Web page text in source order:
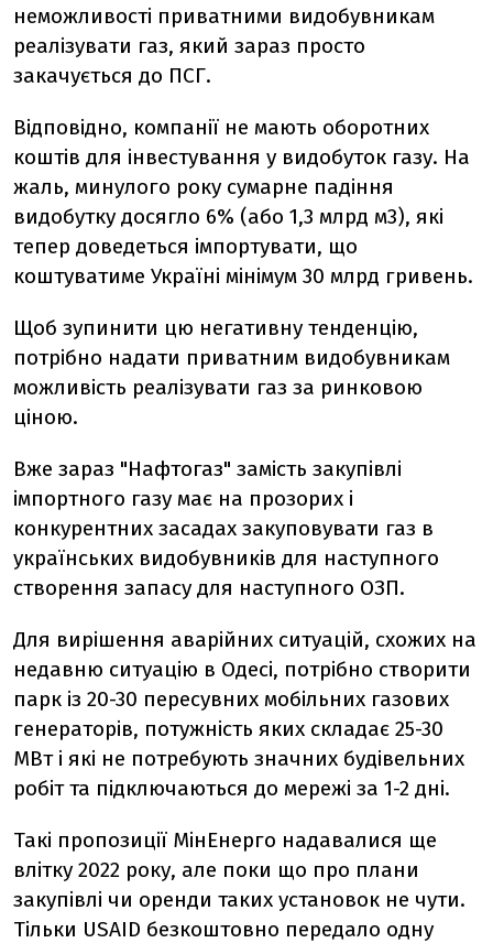
неможливості приватними видобувникам
реалізувати газ, який зараз просто
закачується до ПСГ.
Відповідно, компанії не мають оборотних
коштів для інвестування у видобуток газу. На
жаль, минулого року сумарне падіння
видобутку досягло 6% (або 1,3 млрд м3), які
тепер доведеться імпортувати, що
коштуватиме Україні мінімум 30 млрд гривень.
Щоб зупинити цю негативну тенденцію,
потрібно надати приватним видобувникам
можливість реалізувати газ за ринковою
ціною.
Вже зараз "Нафтогаз" замість закупівлі
імпортного газу має на прозорих і
конкурентних засадах закуповувати газ в
українських видобувників для наступного
створення запасу для наступного ОЗП.
Для вирішення аварійних ситуацій, схожих на
недавню ситуацію в Одесі, потрібно створити
парк із 20-30 пересувних мобільних газових
генераторів, потужність яких складає 25-30
МВт і які не потребують значних будівельних
робіт та підключаються до мережі за 1-2 дні.
Такі пропозиції МінЕнерго надавалися ще
влітку 2022 року, але поки що про плани
закупівлі чи оренди таких установок не чути.
Тільки USAID безкоштовно передало одну